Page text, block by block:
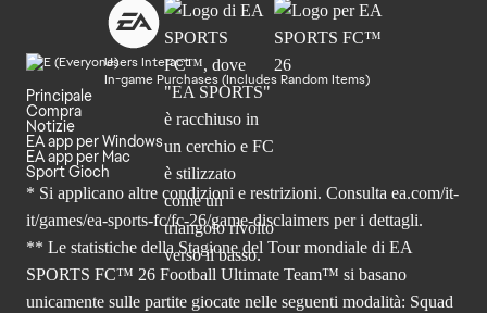
Users Interact
In-game Purchases (Includes Random Items)
Principale
Compra
Notizie
EA app per Windows
EA app per Mac
Sport Gioch
* Si applicano altre condizioni e restrizioni. Consulta ea.com/it-
it/games/ea-sports-fc/fc-26/game-disclaimers per i dettagli.
** Le statistiche della Stagione del Tour mondiale di EA
SPORTS FC™ 26 Football Ultimate Team™ si basano
unicamente sulle partite giocate nelle seguenti modalità: Squad